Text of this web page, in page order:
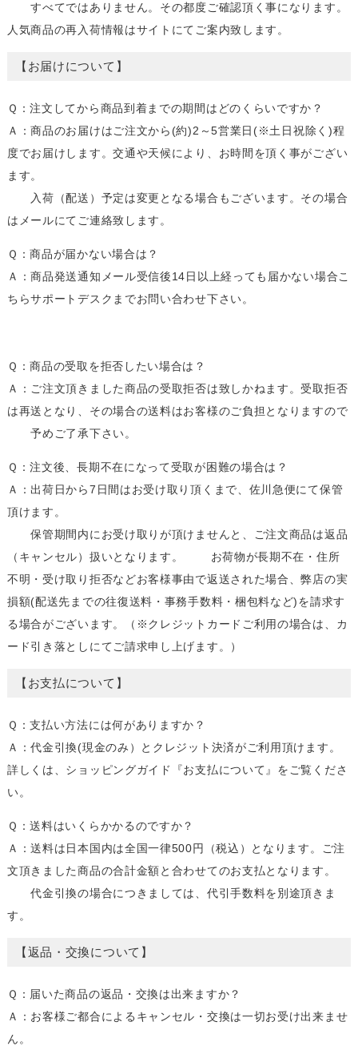
すべてではありません。その都度ご確認頂く事になります。
人気商品の再入荷情報はサイトにてご案内致します。
【お届けについて】
Ｑ：注文してから商品到着までの期間はどのくらいですか？
Ａ：商品のお届けはご注文から(約)2～5営業日(※土日祝除く)程
度でお届けします。交通や天候により、お時間を頂く事がござい
ます。
入荷（配送）予定は変更となる場合もございます。その場合
はメールにてご連絡致します。
Ｑ：商品が届かない場合は？
Ａ：商品発送通知メール受信後14日以上経っても届かない場合こ
ちらサポートデスクまでお問い合わせ下さい。
Ｑ：商品の受取を拒否したい場合は？
Ａ：ご注文頂きました商品の受取拒否は致しかねます。受取拒否
は再送となり、その場合の送料はお客様のご負担となりますので
予めご了承下さい。
Ｑ：注文後、長期不在になって受取が困難の場合は？
Ａ：出荷日から7日間はお受け取り頂くまで、佐川急便にて保管
頂けます。
保管期間内にお受け取りが頂けませんと、ご注文商品は返品
（キャンセル）扱いとなります。 お荷物が長期不在・住所
不明・受け取り拒否などお客様事由で返送された場合、弊店の実
損額(配送先までの往復送料・事務手数料・梱包料など)を請求す
る場合がございます。（※クレジットカードご利用の場合は、カ
ード引き落としにてご請求申し上げます。）
【お支払について】
Ｑ：支払い方法には何がありますか？
Ａ：代金引換(現金のみ）とクレジット決済がご利用頂けます。
詳しくは、ショッピングガイド『お支払について』をご覧くださ
い。
Ｑ：送料はいくらかかるのですか？
Ａ：送料は日本国内は全国一律500円（税込）となります。ご注
文頂きました商品の合計金額と合わせてのお支払となります。
代金引換の場合につきましては、代引手数料を別途頂きま
す。
【返品・交換について】
Ｑ：届いた商品の返品・交換は出来ますか？
Ａ：お客様ご都合によるキャンセル・交換は一切お受け出来ませ
ん。